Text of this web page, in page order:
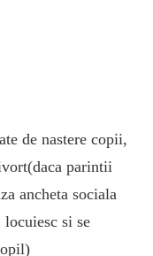
de nastere copii,
parintii
ancheta sociala
si se